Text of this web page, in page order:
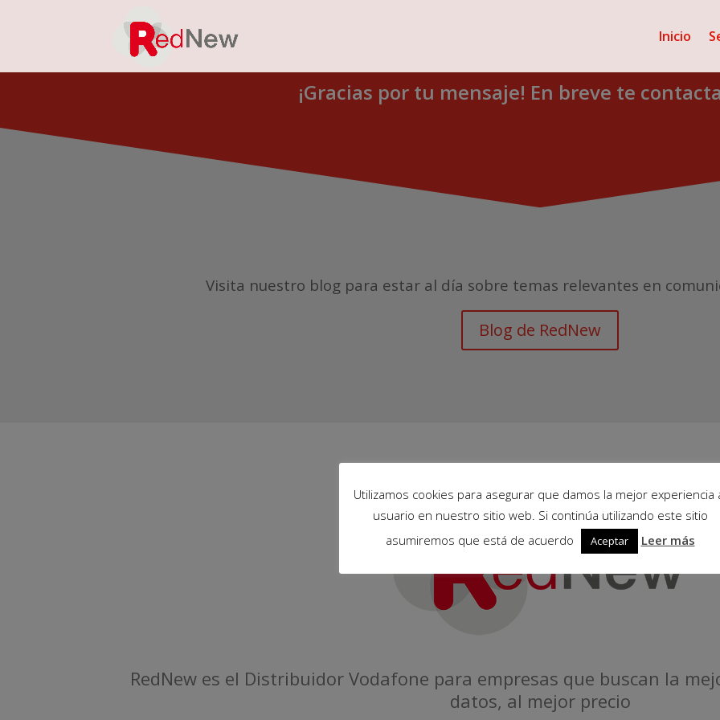
Inicio
¡Gracias por tu mensaje! En breve te
Visita nuestro blog para estar al día sobre temas relevantes en
Blog de RedNew
RedNew es el Distribuidor Vodafone para empresas que buscan la
datos, al mejor precio
Utilizamos cookies para asegurar que damos la mejor experiencia
usuario en nuestro sitio web. Si continúa utilizando este sitio
asumiremos que está de acuerdo
Aceptar Leer más